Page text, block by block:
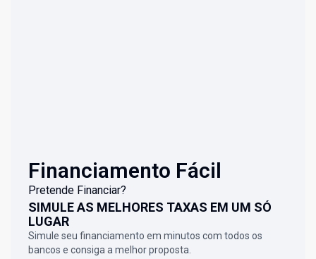
Financiamento Fácil
Pretende Financiar?
SIMULE AS MELHORES TAXAS EM UM SÓ
LUGAR
Simule seu financiamento em minutos com todos os
bancos e consiga a melhor proposta.